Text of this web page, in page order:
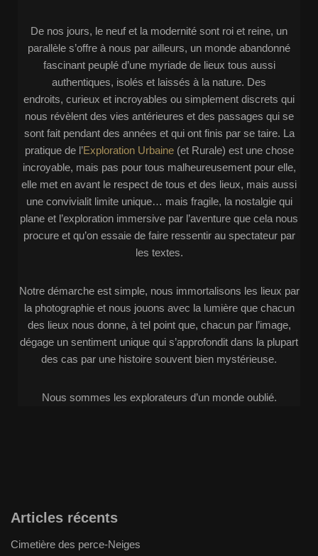
De nos jours, le neuf et la modernité sont roi et reine, un
parallèle s’offre à nous par ailleurs, un monde abandonné
fascinant peuplé d’une myriade de lieux tous aussi
authentiques, isolés et laissés à la nature. Des
endroits, curieux et incroyables ou simplement discrets qui
nous révèlent des vies antérieures et des passages qui se
sont fait pendant des années et qui ont finis par se taire. La
pratique de l’Exploration Urbaine(et Rurale) est une chose
incroyable, mais pas pour tous malheureusement pour elle,
elle met en avant le respect de tous et des lieux, mais aussi
une convivialit limite unique… mais fragile, la nostalgie qui
plane et l’exploration immersive par l’aventure que cela nous
procure et qu’on essaie de faire ressentir au spectateur par
les textes.
Notre démarche est simple, nous immortalisons les lieux par
la photographie et nous jouons avec la lumière que chacun
des lieux nous donne, à tel point que, chacun par l’image,
dégage un sentiment unique qui s’approfondit dans la plupart
des cas par une histoire souvent bien mystérieuse.
Nous sommes les explorateurs d’un monde oublié.
Articles récents
Cimetière des perce-Neiges